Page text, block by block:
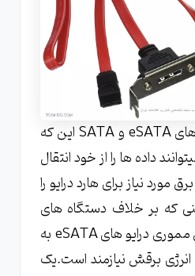
یک نکته در مورد کابل های eSATA و SATA این که
داده ها را از خود انتقال
مورد نیاز برای هارد درایو را
که بر خلاف دستگاه های
ذخیره سازی مثل فلش مموری درایو های eSATA به
برقش نیازمند است.یک